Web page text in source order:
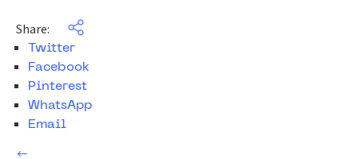
Share:
Twitter
Facebook
Pinterest
WhatsApp
Email